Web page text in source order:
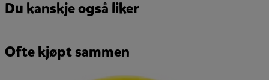
Du kanskje også liker
Ofte kjøpt sammen